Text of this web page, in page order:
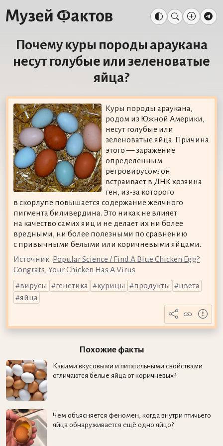
Почему куры породы араукана
несут голубые или зеленоватые
яйца?
Куры породы араукана,
родом из Южной Америки,
несут голубые или
зеленоватые яйца. Причина
этого — заражение
определённым
ретровирусом: он
встраивает в ДНК хозяина
ген, из-за которого
в скорлупе повышается содержание желчного
пигмента биливердина. Это никак не влияет
на качество самих яиц и не делает их ни более
вредными, ни более полезными по сравнению
с привычными белыми или коричневыми яйцами.
Источник: Popular Science / Find A Blue Chicken Egg?
Congrats, Your Chicken Has A Virus
вирусы
генетика курицы продукты
цвета
яйца
Похожие факты
Какими вкусовыми и питательными свойствами
отличаются белые яйца от коричневых?
Чем объясняется феномен, когда внутри птичьего
яйца обнаруживается ещё одно яйцо?